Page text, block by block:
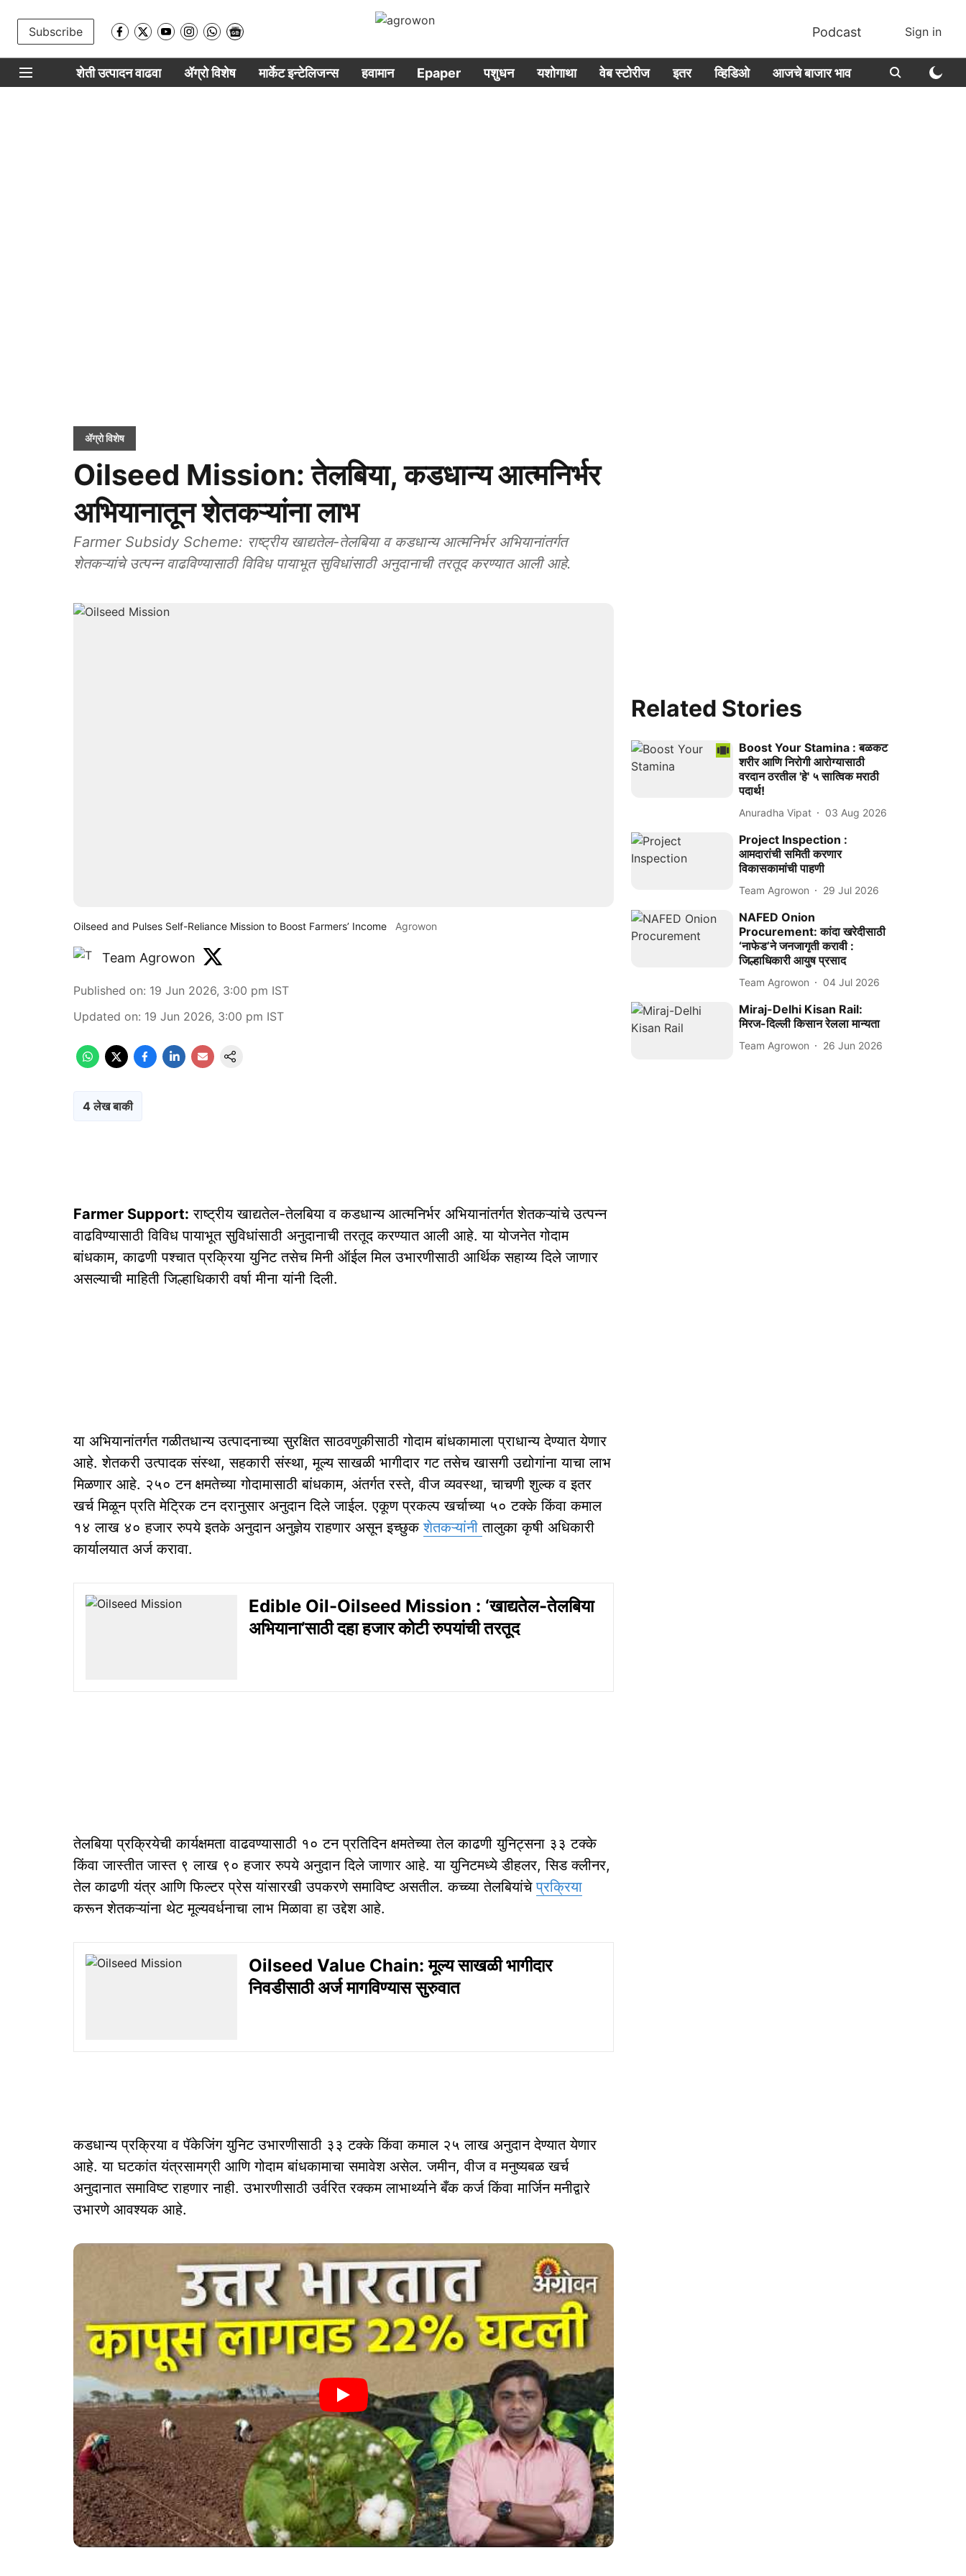
Subscribe Podcast Sign in
शेती उत्पादन वाढवा ॲग्रो विशेष मार्केट इन्टेलिजन्स हवामान Epaper पशुधन यशोगाथा वेब स्टोरीज इतर व्हिडिओ आजचे बाजार भाव
ॲग्रो विशेष
Oilseed Mission: तेलबिया, कडधान्य आत्मनिर्भर
अभियानातून शेतकऱ्यांना लाभ
Farmer Subsidy Scheme: राष्ट्रीय खाद्यतेल-तेलबिया व कडधान्य आत्मनिर्भर अभियानांतर्गत
शेतकऱ्यांचे उत्पन्न वाढविण्यासाठी विविध पायाभूत सुविधांसाठी अनुदानाची तरतूद करण्यात आली आहे.
Oilseed and Pulses Self-Reliance Mission to Boost Farmers’ Income Agrowon
Team Agrowon
Published on: 19 Jun 2026, 3:00 pm IST
Updated on: 19 Jun 2026, 3:00 pm IST
4 लेख बाकी
Farmer Support: राष्ट्रीय खाद्यतेल-तेलबिया व कडधान्य आत्मनिर्भर अभियानांतर्गत शेतकऱ्यांचे उत्पन्न
वाढविण्यासाठी विविध पायाभूत सुविधांसाठी अनुदानाची तरतूद करण्यात आली आहे. या योजनेत गोदाम
बांधकाम, काढणी पश्चात प्रक्रिया युनिट तसेच मिनी ऑईल मिल उभारणीसाठी आर्थिक सहाय्य दिले जाणार
असल्याची माहिती जिल्हाधिकारी वर्षा मीना यांनी दिली.
या अभियानांतर्गत गळीतधान्य उत्पादनाच्या सुरक्षित साठवणुकीसाठी गोदाम बांधकामाला प्राधान्य देण्यात येणार
आहे. शेतकरी उत्पादक संस्था, सहकारी संस्था, मूल्य साखळी भागीदार गट तसेच खासगी उद्योगांना याचा लाभ
मिळणार आहे. २५० टन क्षमतेच्या गोदामासाठी बांधकाम, अंतर्गत रस्ते, वीज व्यवस्था, चाचणी शुल्क व इतर
खर्च मिळून प्रति मेट्रिक टन दरानुसार अनुदान दिले जाईल. एकूण प्रकल्प खर्चाच्या ५० टक्के किंवा कमाल
१४ लाख ४० हजार रुपये इतके अनुदान अनुज्ञेय राहणार असून इच्छुकशेतकऱ्यांनीतालुका कृषी अधिकारी
कार्यालयात अर्ज करावा.
Edible Oil-Oilseed Mission : ‘खाद्यतेल-तेलबिया
अभियाना’साठी दहा हजार कोटी रुपयांची तरतूद
तेलबिया प्रक्रियेची कार्यक्षमता वाढवण्यासाठी १० टन प्रतिदिन क्षमतेच्या तेल काढणी युनिट्सना ३३ टक्के
किंवा जास्तीत जास्त ९ लाख ९० हजार रुपये अनुदान दिले जाणार आहे. या युनिटमध्ये डीहलर, सिड क्लीनर,
तेल काढणी यंत्र आणि फिल्टर प्रेस यांसारखी उपकरणे समाविष्ट असतील. कच्च्या तेलबियांचेप्रक्रिया
करून शेतकऱ्यांना थेट मूल्यवर्धनाचा लाभ मिळावा हा उद्देश आहे.
Oilseed Value Chain: मूल्य साखळी भागीदार
निवडीसाठी अर्ज मागविण्यास सुरुवात
कडधान्य प्रक्रिया व पॅकेजिंग युनिट उभारणीसाठी ३३ टक्के किंवा कमाल २५ लाख अनुदान देण्यात येणार
आहे. या घटकांत यंत्रसामग्री आणि गोदाम बांधकामाचा समावेश असेल. जमीन, वीज व मनुष्यबळ खर्च
अनुदानात समाविष्ट राहणार नाही. उभारणीसाठी उर्वरित रक्कम लाभार्थ्याने बँक कर्ज किंवा मार्जिन मनीद्वारे
उभारणे आवश्यक आहे.
Related Stories
Boost Your Stamina : बळकट
शरीर आणि निरोगी आरोग्यासाठी
वरदान ठरतील 'हे' ५ सात्विक मराठी
पदार्थ!
Anuradha Vipat 03 Aug 2026
Project Inspection :
आमदारांची समिती करणार
विकासकामांची पाहणी
Team Agrowon 29 Jul 2026
NAFED Onion
Procurement: कांदा खरेदीसाठी
‘नाफेड’ने जनजागृती करावी :
जिल्हाधिकारी आयुष प्रसाद
Team Agrowon 04 Jul 2026
Miraj-Delhi Kisan Rail:
मिरज-दिल्ली किसान रेलला मान्यता
Team Agrowon 26 Jun 2026